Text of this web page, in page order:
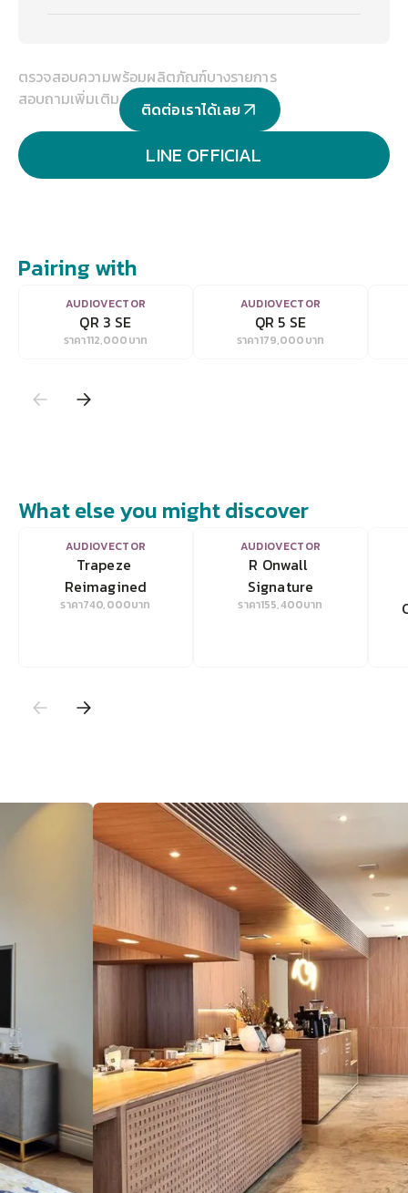
ตรวจสอบความพร้อมผลิตภัณฑ์บางรายการ
สอบถามเพิ่มเติม
ติดต่อเราได้เลย
LINE OFFICIAL
Pairing with
VIEW
AUDIOVECTOR
QR 3 SE
ราคา112,000บาท
VIEW
AUDIOVECTOR
QR 5 SE
ราคา179,000บาท
What else you might discover
VIEW
AUDIOVECTOR
Trapeze
Reimagined
ราคา740,000บาท
VIEW
AUDIOVECTOR
R Onwall
Signature
ราคา155,400บาท